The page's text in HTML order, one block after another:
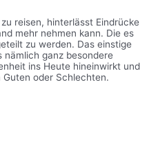
reisen, hinterlässt Eindrücke
mehr nehmen kann. Die es
zu werden. Das einstige
ganz besondere
ins Heute hineinwirkt und
oder Schlechten.